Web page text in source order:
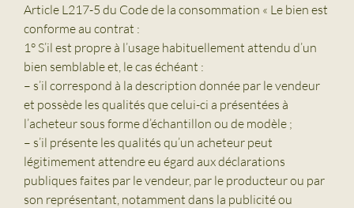
Article L217-5 du Code de la consommation « Le bien est
conforme au contrat :
1° S’il est propre à l’usage habituellement attendu d’un
bien semblable et, le cas échéant :
– s’il correspond à la description donnée par le vendeur
et possède les qualités que celui-ci a présentées à
l’acheteur sous forme d’échantillon ou de modèle ;
– s’il présente les qualités qu’un acheteur peut
légitimement attendre eu égard aux déclarations
publiques faites par le vendeur, par le producteur ou par
son représentant, notamment dans la publicité ou